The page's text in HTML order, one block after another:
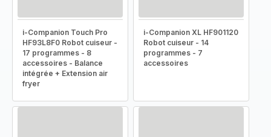
i-Companion Touch Pro
HF93L8F0 Robot cuiseur -
17 programmes - 8
accessoires - Balance
intégrée + Extension air
fryer
i-Companion XL HF901120
Robot cuiseur - 14
programmes - 7
accessoires